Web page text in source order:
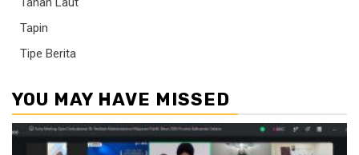
Tapin
Tipe Berita
YOU MAY HAVE MISSED